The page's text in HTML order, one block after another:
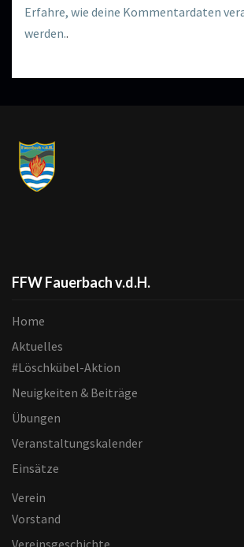
Erfahre, wie deine Kommentardaten
werden..
FFW Fauerbach v.d.H.
Home
Aktuelles
#Löschkübel-Aktion
Neuigkeiten & Beiträge
Übungen
Veranstaltungskalender
Einsätze
Verein
Vorstand